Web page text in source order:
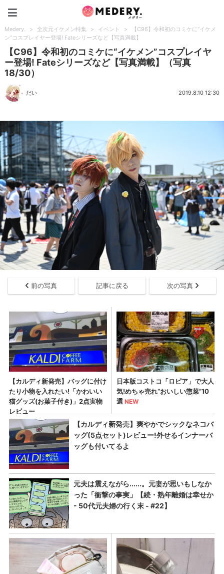
Medery. > 全次元イケメン特集 > イベント >
【C96】令和初のコミケに“イケメ
ン”コスプレイヤー登場! Fateシリーズなど【写真満載】
【C96】令和初のコミケに“イケメン”コスプレイヤ
ー登場! Fateシリーズなど【写真満載】（写真
18/30）
だい 2019.8.10 12:30
前の写真 記事に戻る 次の写真